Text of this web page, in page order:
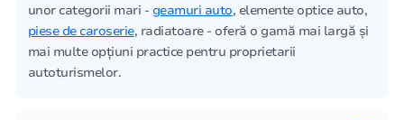
unor categorii mari - geamuri auto, elemente optice auto,
piese de caroserie, radiatoare - oferă o gamă mai largă și
mai multe opțiuni practice pentru proprietarii
autoturismelor.